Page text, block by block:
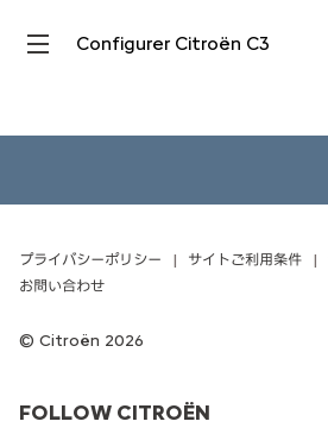
Configurer Citroën C3
FOLLOW CITROËN
Citroën 2026
プライバシーポリシー サイトご利用条件
お問い合わせ